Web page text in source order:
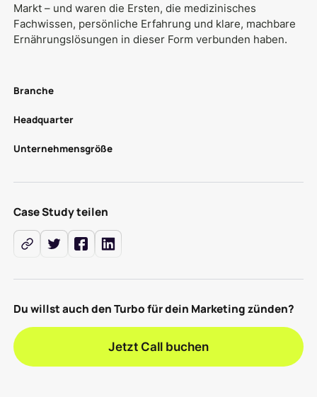
Markt – und waren die Ersten, die medizinisches
Fachwissen, persönliche Erfahrung und klare, machbare
Ernährungslösungen in dieser Form verbunden haben.
Branche
Headquarter
Unternehmensgröße
Case Study teilen
Du willst auch den Turbo für dein Marketing zünden?
Jetzt Call buchen